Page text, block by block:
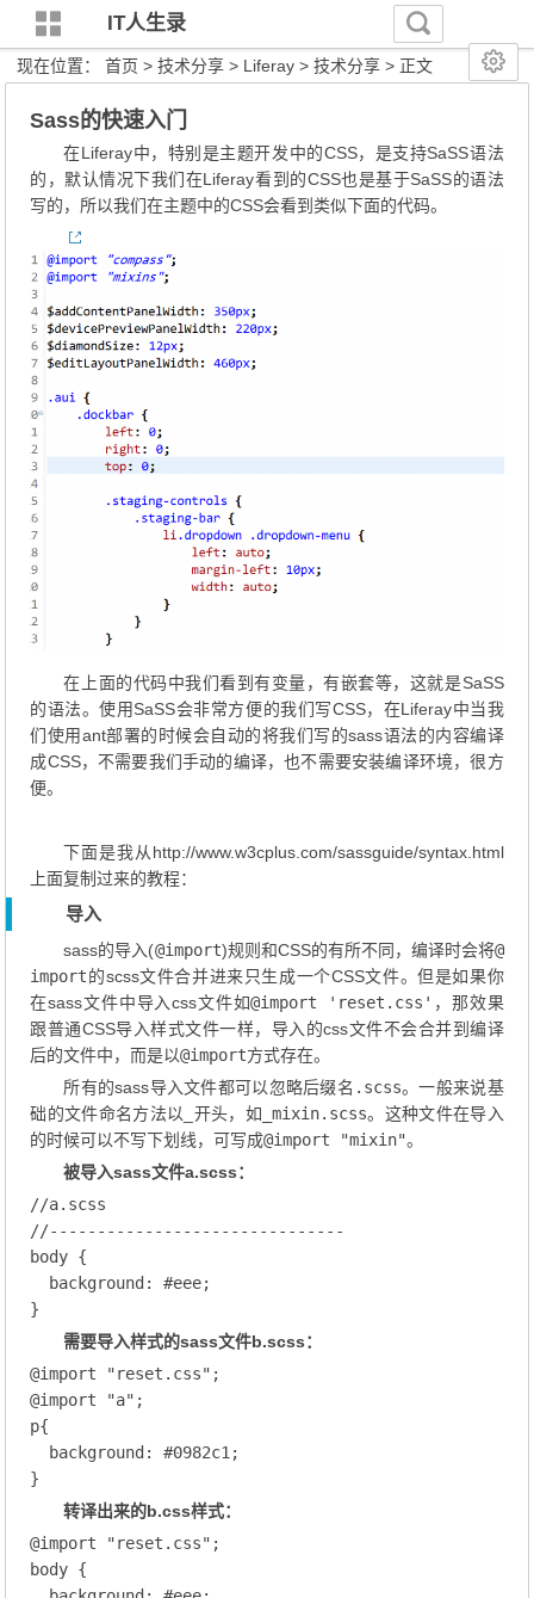
IT人生录
现在位置：首页 >技术分享 > Liferay >技术分享 > 正文
Sass的快速入门
在Liferay中，特别是主题开发中的CSS，是支持SaSS语法
的，默认情况下我们在Liferay看到的CSS也是基于SaSS的语法
写的，所以我们在主题中的CSS会看到类似下面的代码。
在上面的代码中我们看到有变量，有嵌套等，这就是SaSS
的语法。使用SaSS会非常方便的我们写CSS，在Liferay中当我
们使用ant部署的时候会自动的将我们写的sass语法的内容编译
成CSS，不需要我们手动的编译，也不需要安装编译环境，很方
便。
下面是我从http://www.w3cplus.com/sassguide/syntax.html
上面复制过来的教程：
导入
sass的导入(@import)规则和CSS的有所不同，编译时会将@
import的scss文件合并进来只生成一个CSS文件。但是如果你
在sass文件中导入css文件如@import 'reset.css' ，那效果
跟普通CSS导入样式文件一样，导入的css文件不会合并到编译
后的文件中，而是以@import方式存在。
所有的sass导入文件都可以忽略后缀名 .scss。一般来说基
础的文件命名方法以_开头，如 _mixin.scss。这种文件在导入
的时候可以不写下划线，可写成@import "mixin"。
被导入sass文件a.scss：
//a.scss
//-------------------------------
body {
background: #eee;
需要导入样式的sass文件b.scss：
@import "reset.css"
@import "a"
p{
background: #0982c1
}
转译出来的b.css样式：
@import "reset.css"
body {